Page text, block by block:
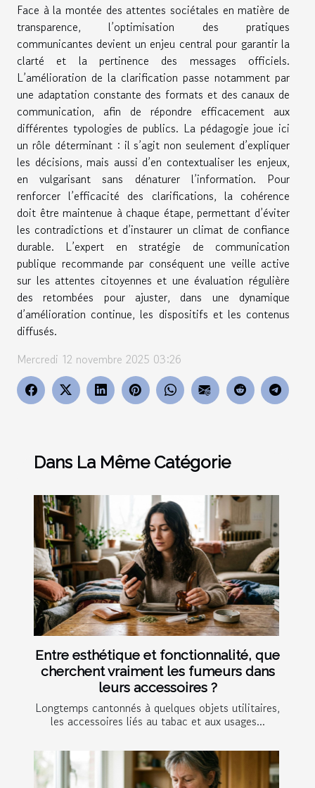
Face à la montée des attentes sociétales en matière de
transparence, l’optimisation des pratiques
communicantes devient un enjeu central pour garantir la
clarté et la pertinence des messages officiels.
L’amélioration de la clarification passe notamment par
une adaptation constante des formats et des canaux de
communication, afin de répondre efficacement aux
différentes typologies de publics. La pédagogie joue ici
un rôle déterminant : il s’agit non seulement d’expliquer
les décisions, mais aussi d’en contextualiser les enjeux,
en vulgarisant sans dénaturer l’information. Pour
renforcer l’efficacité des clarifications, la cohérence
doit être maintenue à chaque étape, permettant d’éviter
les contradictions et d’instaurer un climat de confiance
durable. L’expert en stratégie de communication
publique recommande par conséquent une veille active
sur les attentes citoyennes et une évaluation régulière
des retombées pour ajuster, dans une dynamique
d’amélioration continue, les dispositifs et les contenus
diffusés.
Mercredi 12 novembre 2025 03:26
Dans La Même Catégorie
Entre esthétique et fonctionnalité, que
cherchent vraiment les fumeurs dans
leurs accessoires ?
Longtemps cantonnés à quelques objets utilitaires,
les accessoires liés au tabac et aux usages...